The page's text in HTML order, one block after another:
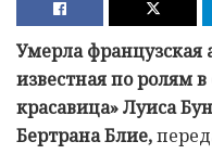
Умерла французская
известная по ролям
красавица» Луиса
Бертрана Блие,